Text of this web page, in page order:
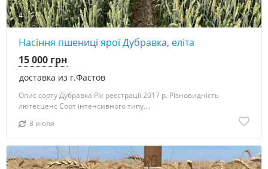
4
Насіння пшениці ярої Дубравка, еліта
доставка из г.Фастов
15 000 грн
Опис сорту Дубравка Рік реєстрації 2017 р. Різновидність
лютесценс Сорт інтенсивного типу,...
8 июля